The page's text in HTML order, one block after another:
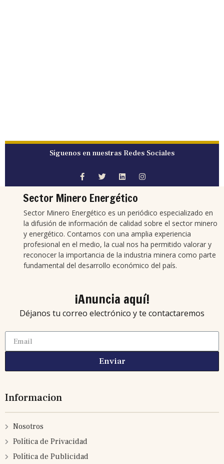
Síguenos en nuestras Redes Sociales
Sector Minero Energético
Sector Minero Energético es un periódico especializado en
la difusión de información de calidad sobre el sector minero
y energético. Contamos con una amplia experiencia
profesional en el medio, la cual nos ha permitido valorar y
reconocer la importancia de la industria minera como parte
fundamental del desarrollo económico del país.
¡Anuncia aquí!
Déjanos tu correo electrónico y te contactaremos
Enviar
Informacion
Nosotros
Política de Privacidad
Política de Publicidad